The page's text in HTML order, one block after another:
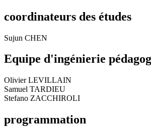
coordinateurs des études
Sujun CHEN
Equipe d'ingénierie
Olivier LEVILLAIN
Samuel TARDIEU
Stefano ZACCHIROLI
programmation